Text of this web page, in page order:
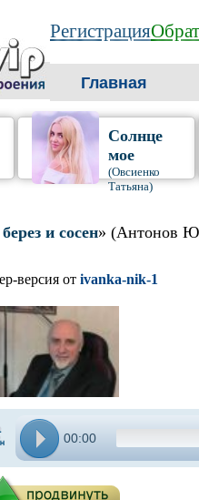
Регистрация
Главная
Солнце
мое
(Овсиенко
Татьяна)
и сосен» (Антонов
версия от ivanka-nik-1
00:00